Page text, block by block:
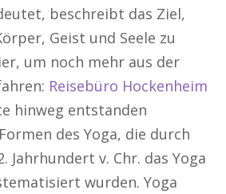
beschreibt das Ziel,
Geist und Seele zu
um noch mehr aus der
Reisebüro Hockenheim
hinweg entstanden
des Yoga, die durch
Jahrhundert v. Chr. das Yoga
wurden. Yoga